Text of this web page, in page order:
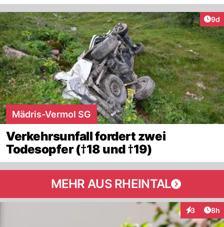
9d
Mädris-Vermol SG
Verkehrsunfall fordert zwei
Todesopfer (†18 und †19)
MEHR AUS RHEINTAL
3 8h